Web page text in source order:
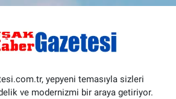
yepyeni temasıyla sizleri
ve modernizmi bir araya getiriyor.